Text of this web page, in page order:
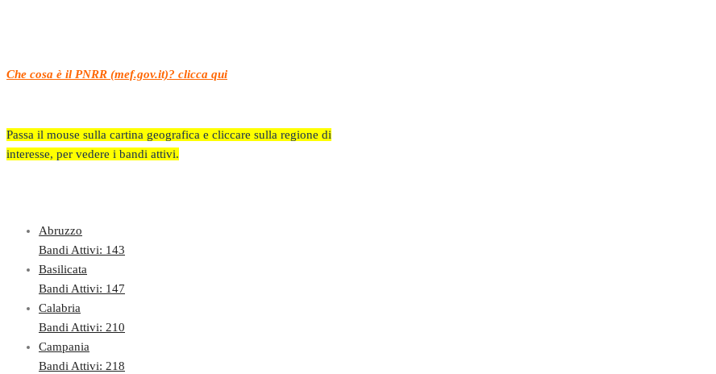
Che cosa è il PNRR (mef.gov.it)? clicca qui
Passa il mouse sulla cartina geografica e cliccare sulla regione di
interesse, per vedere i bandi attivi.
Abruzzo
Bandi Attivi: 143
Basilicata
Bandi Attivi: 147
Calabria
Bandi Attivi: 210
Campania
Bandi Attivi: 218